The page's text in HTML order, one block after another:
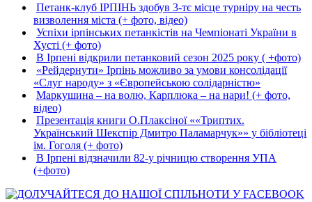
Петанк-клуб ІРПІНЬ здобув 3-тє місце турніру на честь
визволення міста (+ фото, відео)
Успіхи ірпінських петанкістів на Чемпіонаті України в
Хусті (+ фото)
В Ірпені відкрили петанковий сезон 2025 року ( +фото)
«Рейдернути» Ірпінь можливо за умови консолідації
«Слуг народу» з «Європейською солідарністю»
Маркушина – на волю, Карплюка – на нари! (+ фото,
відео)
Презентація книги О.Плаксіної ««Триптих.
Український Шекспір Дмитро Паламарчук»» у бібліотеці
ім. Гоголя (+ фото)
В Ірпені відзначили 82-у річницю створення УПА
(+фото)